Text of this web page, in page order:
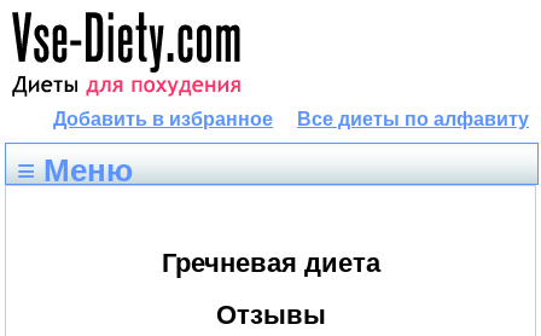
Все диеты по алфавиту
Добавить в избранное
≡ Меню
Гречневая диета
Отзывы